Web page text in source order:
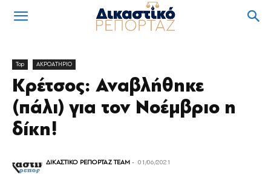
Top ΑΚΡΟΑΤΗΡΙΟ
Κρέτσος: Αναβλήθηκε
(πάλι) για τον Νοέμβριο η
δίκη!
ΔΙΚΑΣΤΙΚΟ ΡΕΠΟΡΤΑΖ TEAM - 01/06/2021